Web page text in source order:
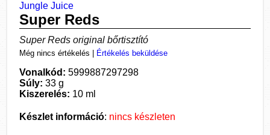
Jungle Juice
Super Reds
Super Reds original bőrtisztító
Még nincs értékelés Értékelés beküldése
Vonalkód: 5999887297298
Súly: 33 g
Kiszerelés: 10 ml
Készlet információ: nincs készleten